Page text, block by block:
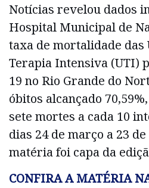
Notícias revelou dados
Hospital Municipal de
taxa de mortalidade das
Terapia Intensiva (UTI)
19 no Rio Grande do
óbitos alcançado
sete mortes a cada 10
dias 24 de março a 23
matéria foi capa da
CONFIRA A MATÉRIA